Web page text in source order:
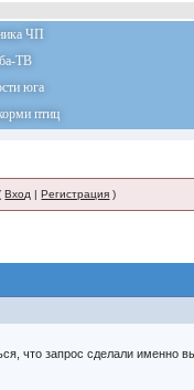
ЧП
ТВ
юга
птиц
Вход |Регистрация )
что запрос сделали